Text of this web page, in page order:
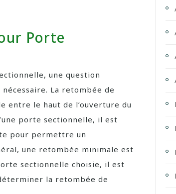
Porte
une question
La retombée de
entre le haut de l’ouverture du
porte sectionnelle, il est
pour permettre un
une retombée minimale est
sectionnelle choisie, il est
la retombée de